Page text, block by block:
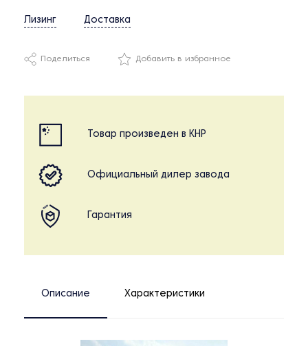
Лизинг Доставка
Поделиться Добавить в избранное
Товар произведен в КНР
Официальный дилер завода
Гарантия
Описание Характеристики